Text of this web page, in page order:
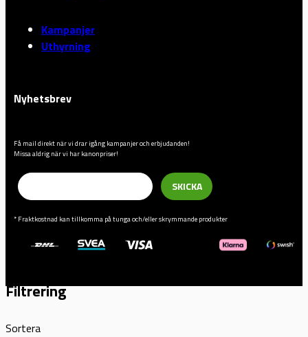
Kampanjer
Uthyrning
Nyhetsbrev
Få mail direkt när vi drar igång kampanjer och erbjudanden!
Missa aldrig när vi har kanonpriser!
Email
SKICKA
* Fraktkostnad kan tillkomma på tunga och/eller skrymmande produkter
Filtrering
Sortera